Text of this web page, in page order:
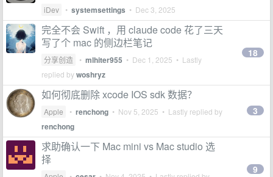
iDev • systemsettings • Dec 3, 2025
完全不会 Swift ，用 claude code 花了三天
写了个 mac 的侧边栏笔记
分享创造 • mlhiter955 • Dec 1, 2025 • Lastly
replied bywoshryz
18
如何彻底删除 xcode IOS sdk 数据？
Apple • renchong • Nov 5, 2025 • Lastly replied by
renchong
3
求助确认一下 Mac mini vs Mac studio 选
择
9